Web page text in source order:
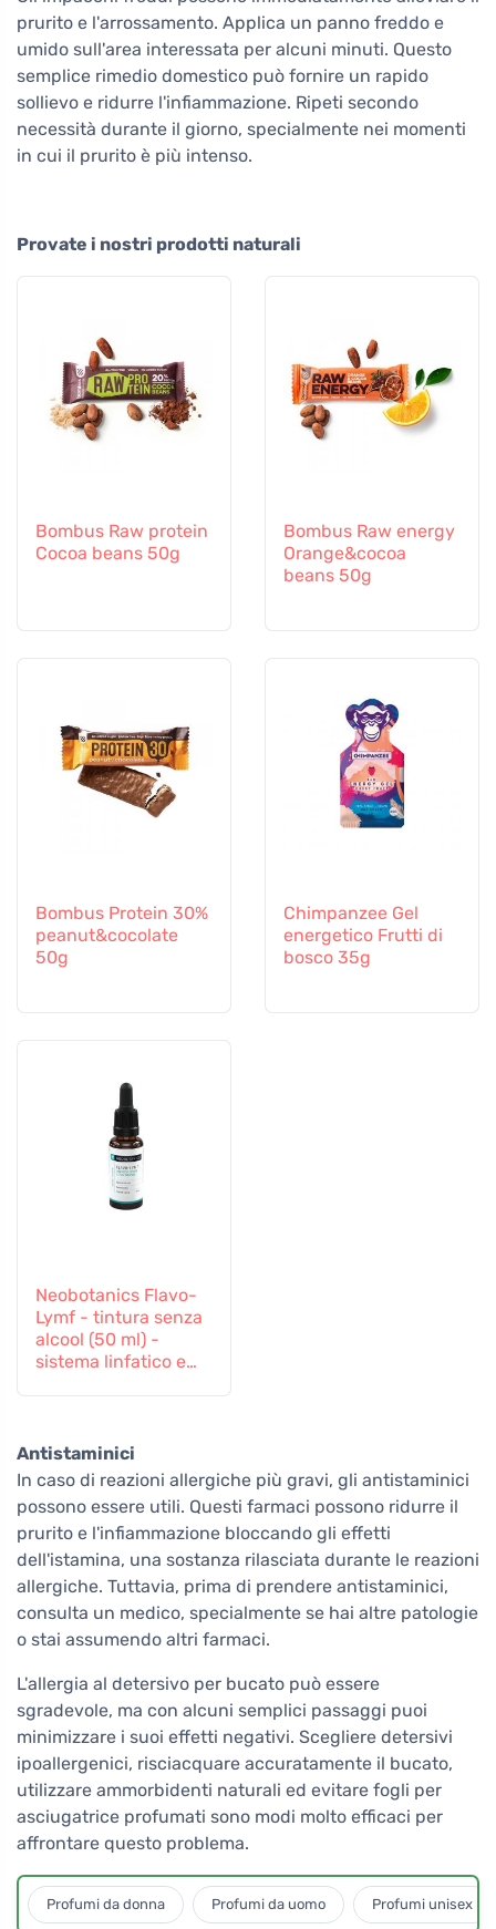
prurito e l'arrossamento. Applica un panno freddo e
umido sull'area interessata per alcuni minuti. Questo
semplice rimedio domestico può fornire un rapido
sollievo e ridurre l'infiammazione. Ripeti secondo
necessità durante il giorno, specialmente nei momenti
in cui il prurito è più intenso.
Provate i nostri prodotti naturali
Bombus Raw protein
Cocoa beans 50g
Bombus Raw energy
Orange&cocoa
beans 50g
Bombus Protein 30%
peanut&cocolate
50g
Chimpanzee Gel
energetico Frutti di
bosco 35g
Neobotanics Flavo-
Lymf - tintura senza
alcool (50 ml) -
sistema linfatico e
Antistaminici
In caso di reazioni allergiche più gravi, gli antistaminici
possono essere utili. Questi farmaci possono ridurre il
prurito e l'infiammazione bloccando gli effetti
dell'istamina, una sostanza rilasciata durante le reazioni
allergiche. Tuttavia, prima di prendere antistaminici,
consulta un medico, specialmente se hai altre patologie
o stai assumendo altri farmaci.
L'allergia al detersivo per bucato può essere
sgradevole, ma con alcuni semplici passaggi puoi
minimizzare i suoi effetti negativi. Scegliere detersivi
ipoallergenici, risciacquare accuratamente il bucato,
utilizzare ammorbidenti naturali ed evitare fogli per
asciugatrice profumati sono modi molto efficaci per
affrontare questo problema.
Profumi da donna Profumi da uomo Profumi unisex